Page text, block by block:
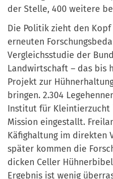
der Stelle, 400 weitere
Die Politik zieht den
erneuten
Vergleichsstudie der
Landwirtschaft – das bis
Projekt zur
bringen. 2.304
Institut für Kleintierzucht
Mission eingestallt.
Käfighaltung im direkten
später kommen die
dicken Celler
Ergebnis ist wenig